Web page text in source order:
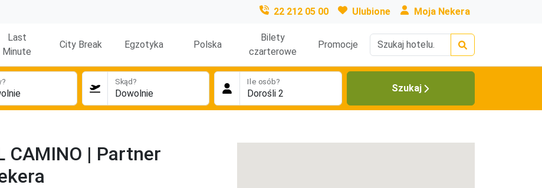
22 212 05 00 Ulubione Moja Nekera
Last
Minute
City Break Egzotyka Polska
Bilety
czarterowe
Promocje
Skąd? Ile osób?
Szukaj
CAMINO | Partner